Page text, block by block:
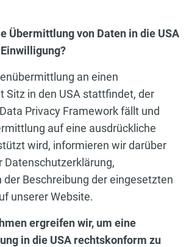
Übermittlung von Daten in die USA
an einen
Sitz in den USA stattfindet, der
Privacy Framework fällt und
auf eine ausdrückliche
wird, informieren wir darüber
Datenschutzerklärung,
der Beschreibung der eingesetzten
unserer Website.
ergreifen wir, um eine
in die USA rechtskonform zu